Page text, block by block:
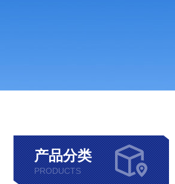
产品分类
PRODUCTS